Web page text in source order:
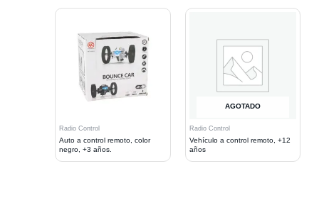
Radio Control
Auto a control remoto, color
negro, +3 años.
AGOTADO
Radio Control
Vehículo a control remoto, +12
años